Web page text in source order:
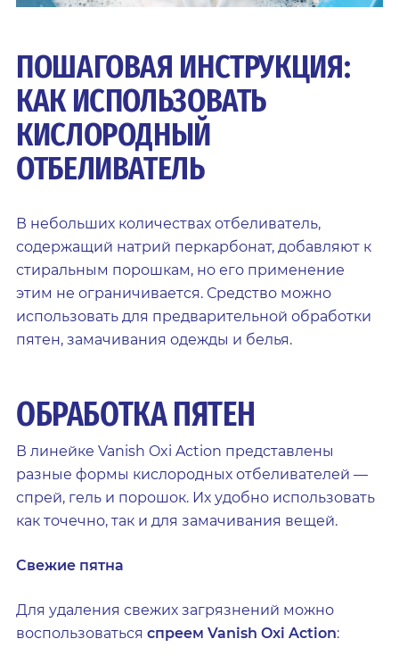
ПОШАГОВАЯ ИНСТРУКЦИЯ:
КАК ИСПОЛЬЗОВАТЬ
КИСЛОРОДНЫЙ
ОТБЕЛИВАТЕЛЬ
В небольших количествах отбеливатель,
содержащий натрий перкарбонат, добавляют к
стиральным порошкам, но его применение
этим не ограничивается. Средство можно
использовать для предварительной обработки
пятен, замачивания одежды и белья.
ОБРАБОТКА ПЯТЕН
В линейке Vanish Oxi Action представлены
разные формы кислородных отбеливателей —
спрей, гель и порошок. Их удобно использовать
как точечно, так и для замачивания вещей.
Свежие пятна
Для удаления свежих загрязнений можно
воспользоваться спреем Vanish Oxi Action: